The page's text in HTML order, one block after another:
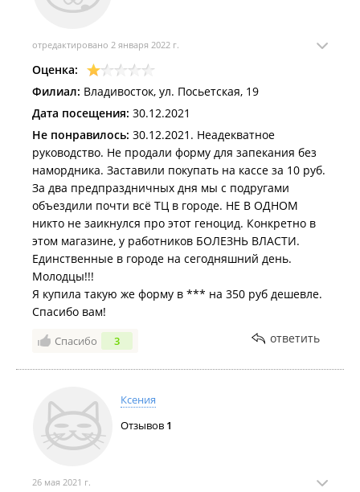
отредактировано 2 января 2022 г.
Оценка:
Филиал: Владивосток, ул. Посьетская, 19
Дата посещения: 30.12.2021
Не понравилось: 30.12.2021. Неадекватное
руководство. Не продали форму для запекания без
намордника. Заставили покупать на кассе за 10 руб.
За два предпраздничных дня мы с подругами
объездили почти всё ТЦ в городе. НЕ В ОДНОМ
никто не заикнулся про этот геноцид. Конкретно в
этом магазине, у работников БОЛЕЗНЬ ВЛАСТИ.
Единственные в городе на сегодняшний день.
Молодцы!!!
Я купила такую же форму в *** на 350 руб дешевле.
Спасибо вам!
Спасибо 3 ответить
Ксения
Отзывов 1
26 мая 2021 г.